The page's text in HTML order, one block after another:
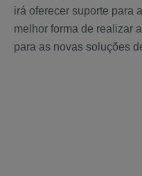
irá oferecer suporte para
melhor forma de realizar
para as novas soluções